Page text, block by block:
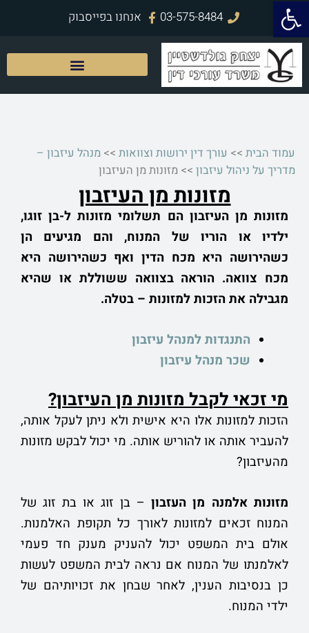
פתח סרגל נגישות
דילוג
לתוכן
03-575-8484 אנחנו בפייסבוק
עמוד הבית >> עורך דין ירושות וצוואות >> מנהל עיזבון –
מדריך על ניהול עיזבון >> מזונות מן העיזבון
מזונות מן העיזבון
מזונות מן העיזבון הם תשלומי מזונות ל-בן זוגו,
ילדיו או הוריו של המנוח, והם מגיעים הן
כשהירושה היא מכח הדין ואף כשהירושה היא
מכח צוואה. הוראה בצוואה ששוללת או שהיא
מגבילה את הזכות למזונות – בטלה.
התנגדות למנהל עיזבון
שכר מנהל עיזבון
מי זכאי לקבל מזונות מן העיזבון?
הזכות למזונות אלו היא אישית ולא ניתן לעקל אותה,
להעביר אותה או להוריש אותה. מי יכול לבקש מזונות
מהעיזבון?
מזונות אלמנה מן העזבון– בן זוג או בת זוג של
המנוח זכאים למזונות לאורך כל תקופת האלמנות.
אולם בית המשפט יכול להעניק מענק חד פעמי
לאלמנתו של המנוח אם נראה לבית המשפט לעשות
כן בנסיבות הענין, לאחר שבחן את זכויותיהם של
ילדי המנוח.